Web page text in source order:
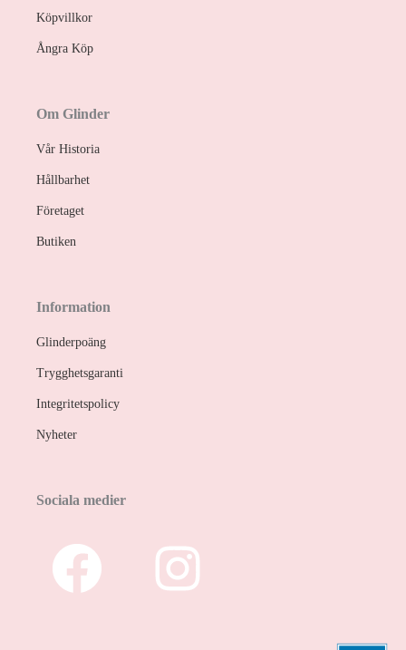
Köpvillkor
Ångra Köp
Om Glinder
Vår Historia
Hållbarhet
Företaget
Butiken
Information
Glinderpoäng
Trygghetsgaranti
Integritetspolicy
Nyheter
Sociala medier